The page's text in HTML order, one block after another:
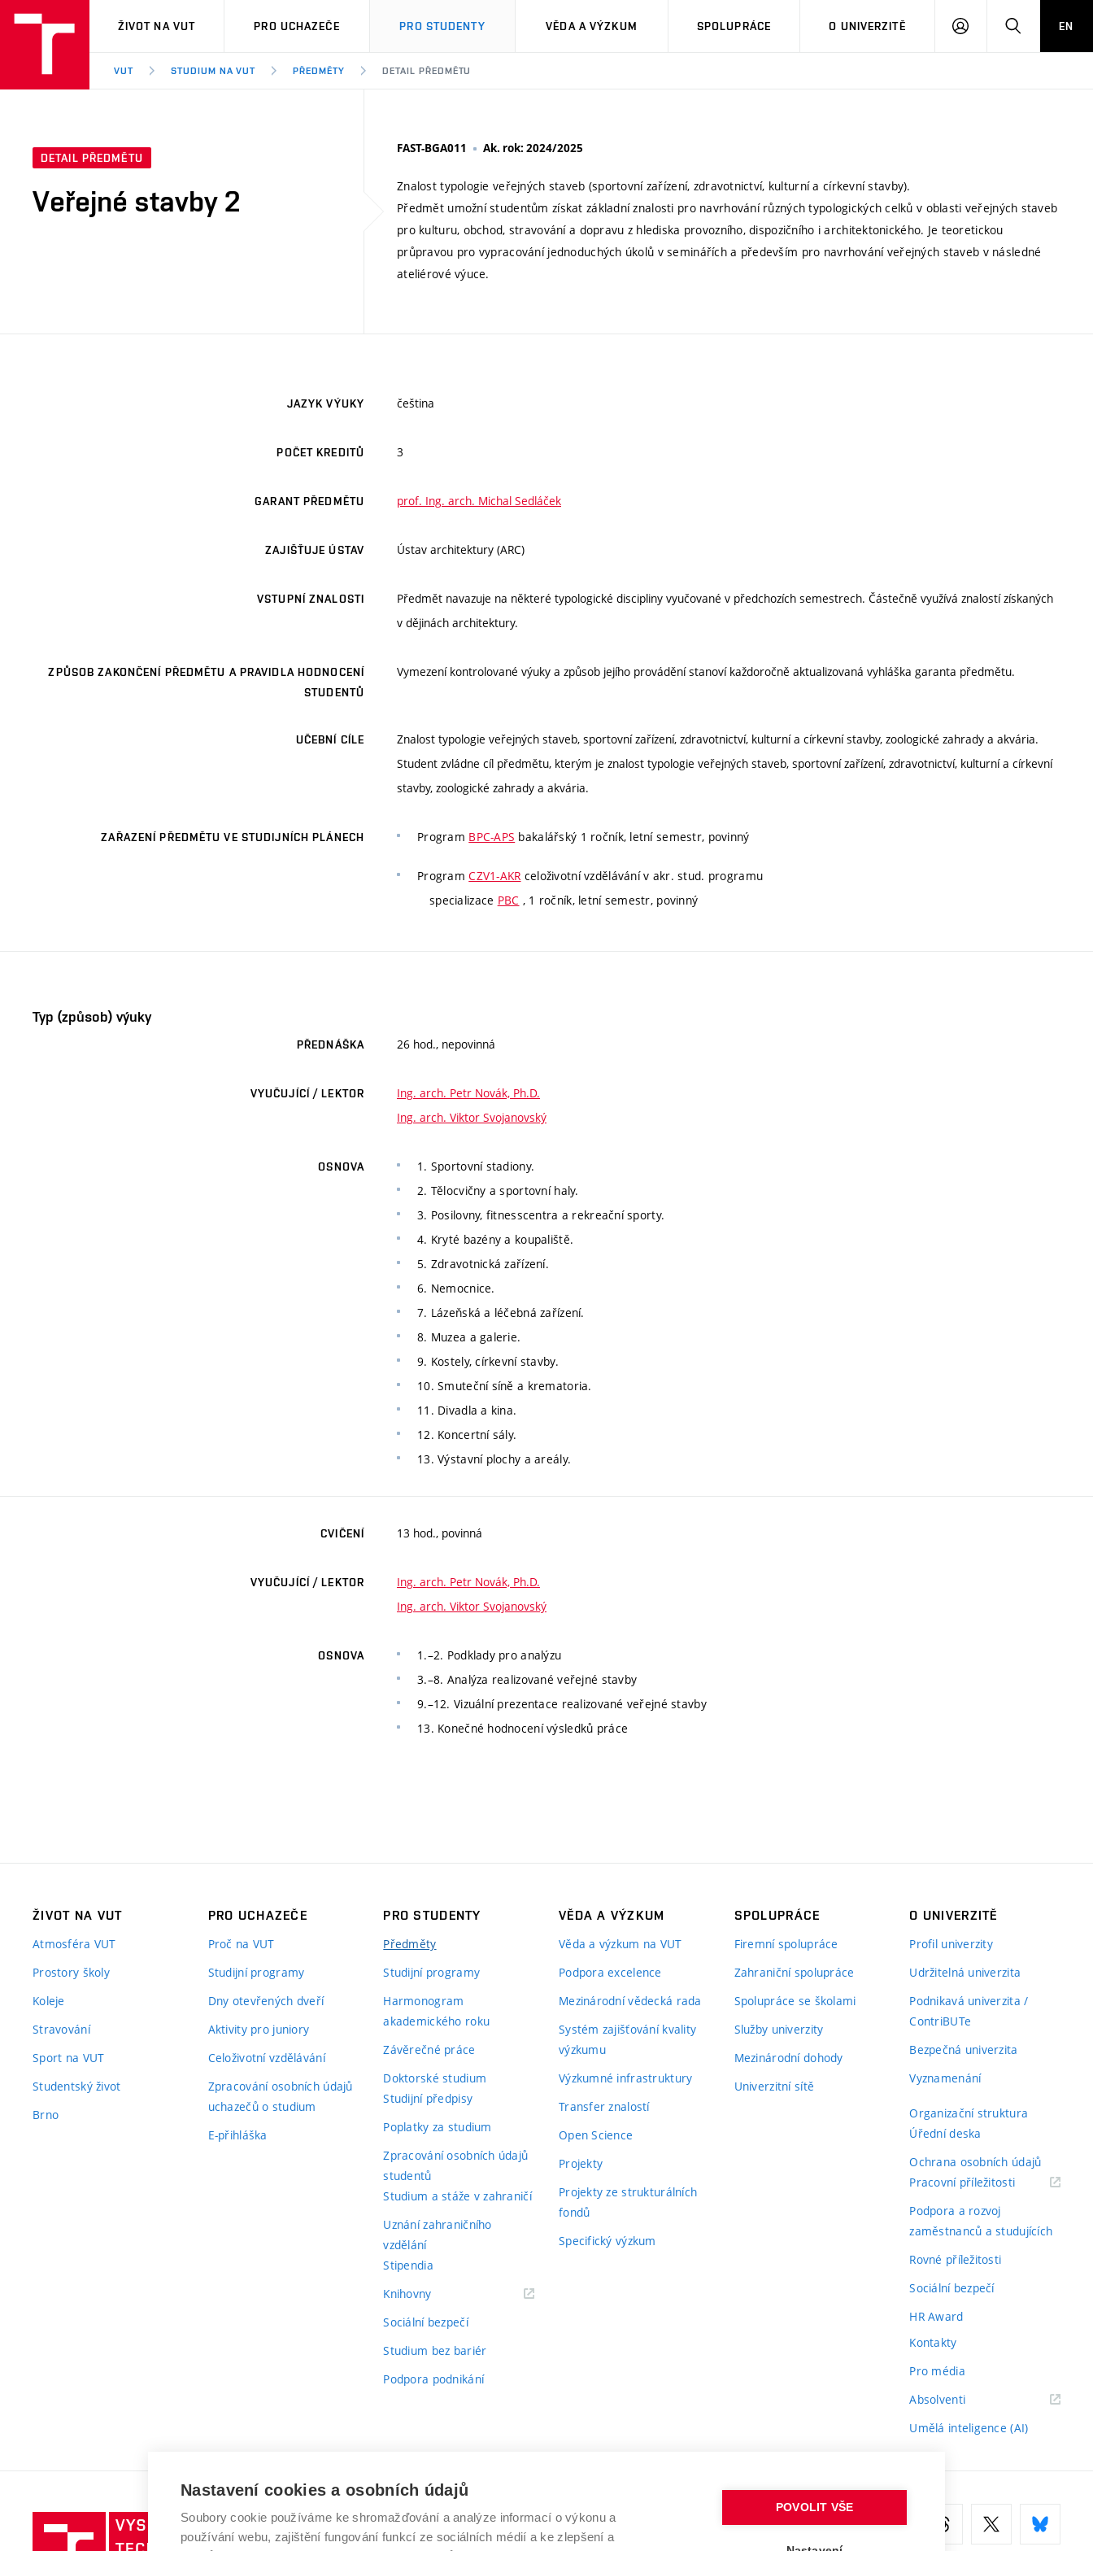
VUT
ŽIVOT NA VUT PRO UCHAZEČE PRO STUDENTY VĚDA A VÝZKUM SPOLUPRÁCE O UNIVERZITĚ
PŘIHLÁSIT HLEDATEN
VUT STUDIUM NA VUT PŘEDMĚTY DETAIL PŘEDMĚTU
DETAIL PŘEDMĚTU
Veřejné stavby 2
FAST-BGA011 Ak. rok: 2024/2025
Znalost typologie veřejných staveb (sportovní zařízení, zdravotnictví, kulturní a církevní stavby).
Předmět umožní studentům získat základní znalosti pro navrhování různých typologických celků v oblasti veřejných staveb
pro kulturu, obchod, stravování a dopravu z hlediska provozního, dispozičního i architektonického. Je teoretickou
průpravou pro vypracování jednoduchých úkolů v seminářích a především pro navrhování veřejných staveb v následné
ateliérové výuce.
JAZYK VÝUKY čeština
POČET KREDITŮ 3
GARANT PŘEDMĚTU prof. Ing. arch. Michal Sedláček
ZAJIŠŤUJE ÚSTAV Ústav architektury (ARC)
VSTUPNÍ ZNALOSTI
Předmět navazuje na některé typologické discipliny vyučované v předchozích semestrech. Částečně využívá znalostí získaných
v dějinách architektury.
ZPŮSOB ZAKONČENÍ PŘEDMĚTU A PRAVIDLA HODNOCENÍ
STUDENTŮ
Vymezení kontrolované výuky a způsob jejího provádění stanoví každoročně aktualizovaná vyhláška garanta předmětu.
UČEBNÍ CÍLE
Znalost typologie veřejných staveb, sportovní zařízení, zdravotnictví, kulturní a církevní stavby, zoologické zahrady a akvária.
Student zvládne cíl předmětu, kterým je znalost typologie veřejných staveb, sportovní zařízení, zdravotnictví, kulturní a církevní
stavby, zoologické zahrady a akvária.
ZAŘAZENÍ PŘEDMĚTU VE STUDIJNÍCH PLÁNECH Program BPC-APS bakalářský 1 ročník, letní semestr, povinný
ProgramCZV1-AKR celoživotní vzdělávání v akr. stud. programu
specializace PBC , 1 ročník, letní semestr, povinný
Typ (způsob) výuky
PŘEDNÁŠKA 26 hod., nepovinná
VYUČUJÍCÍ / LEKTOR
Ing. arch. Petr Novák, Ph.D.
Ing. arch. Viktor Svojanovský
OSNOVA
1. Sportovní stadiony.
2. Tělocvičny a sportovní haly.
3. Posilovny, fitnesscentra a rekreační sporty.
4. Kryté bazény a koupaliště.
5. Zdravotnická zařízení.
6. Nemocnice.
7. Lázeňská a léčebná zařízení.
8. Muzea a galerie.
9. Kostely, církevní stavby.
10. Smuteční síně a krematoria.
11. Divadla a kina.
12. Koncertní sály.
13. Výstavní plochy a areály.
CVIČENÍ 13 hod., povinná
VYUČUJÍCÍ / LEKTOR
Ing. arch. Petr Novák, Ph.D.
Ing. arch. Viktor Svojanovský
OSNOVA
1.–2. Podklady pro analýzu
3.–8. Analýza realizované veřejné stavby
9.–12. Vizuální prezentace realizované veřejné stavby
13. Konečné hodnocení výsledků práce
ŽIVOT NA VUT
Atmosféra VUT
Prostory školy
Koleje
Stravování
Sport na VUT
Studentský život
Brno
PRO UCHAZEČE
Proč na VUT
Studijní programy
Dny otevřených dveří
Aktivity pro juniory
Celoživotní vzdělávání
Zpracování osobních údajů
uchazečů o studium
E-přihláška
PRO STUDENTY
Předměty
Studijní programy
Harmonogram
akademického roku
Závěrečné práce
Doktorské studium
Studijní předpisy
Poplatky za studium
Zpracování osobních údajů
studentů
Studium a stáže v zahraničí
Uznání zahraničního
vzdělání
Stipendia
Knihovny(externí
Sociální bezpečí
Studium bez bariér
Podpora podnikání
VĚDA A VÝZKUM
Věda a výzkum na VUT
Podpora excelence
Mezinárodní vědecká rada
Systém zajišťování kvality
výzkumu
Výzkumné infrastruktury
Transfer znalostí
Open Science
Projekty
Projekty ze strukturálních
fondů
Specifický výzkum
SPOLUPRÁCE
Firemní spolupráce
Zahraniční spolupráce
Spolupráce se školami
Služby univerzity
Mezinárodní dohody
Univerzitní sítě
O UNIVERZITĚ
Profil univerzity
Udržitelná univerzita
Podnikavá univerzita /
ContriBUTe
Bezpečná univerzita
Vyznamenání
Organizační struktura
Úřední deska
Ochrana osobních údajů
Pracovní příležitosti(externí
Podpora a rozvoj
zaměstnanců a studujících
Rovné příležitosti
Sociální bezpečí
HR Award
Kontakty
Pro média
Absolventi(externí
Umělá inteligence (AI)
Vysoké
učení
VYSOKÉ UČENÍ TECHNICKÉ V BRNĚ
Nastavení cookies a osobních údajů
Soubory cookie používáme ke shromažďování a analýze informací o výkonu a
používání webu, zajištění fungování funkcí ze sociálních médií a ke zlepšení a
POVOLIT VŠE